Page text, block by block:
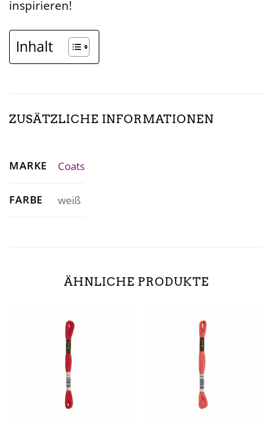
inspirieren!
Inhalt
ZUSÄTZLICHE INFORMATIONEN
MARKE Coats
FARBE weiß
ÄHNLICHE PRODUKTE